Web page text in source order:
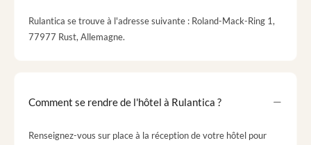
Rulantica se trouve à l'adresse suivante : Roland-Mack-Ring 1,
77977 Rust, Allemagne.
Comment se rendre de l'hôtel à Rulantica ?
Renseignez-vous sur place à la réception de votre hôtel pour